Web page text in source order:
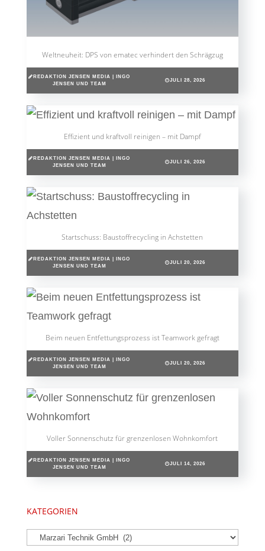
Weltneuheit: DPS von ematec verhindert den Schrägzug
REDAKTION JENSEN MEDIA | INGO
JENSEN UND TEAM
JULI 28, 2026
Effizient und kraftvoll reinigen – mit Dampf
REDAKTION JENSEN MEDIA | INGO
JENSEN UND TEAM
JULI 26, 2026
Startschuss: Baustoffrecycling in Achstetten
REDAKTION JENSEN MEDIA | INGO
JENSEN UND TEAM
JULI 20, 2026
Beim neuen Entfettungsprozess ist Teamwork gefragt
REDAKTION JENSEN MEDIA | INGO
JENSEN UND TEAM
JULI 20, 2026
Voller Sonnenschutz für grenzenlosen Wohnkomfort
REDAKTION JENSEN MEDIA | INGO
JENSEN UND TEAM
JULI 14, 2026
KATEGORIEN
Kategorien